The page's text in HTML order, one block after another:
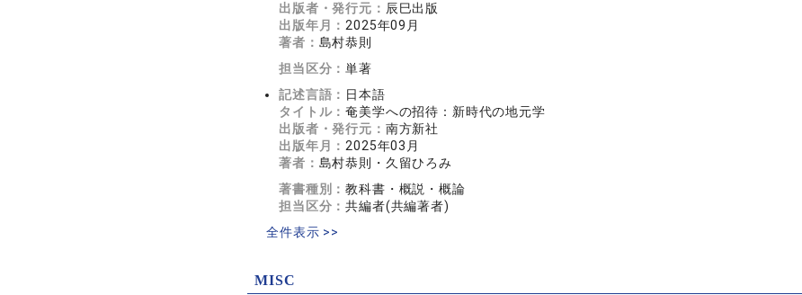
出版者・発行元： 辰巳出版
出版年月： 2025年09月
著者： 島村恭則
担当区分：単著
記述言語： 日本語
タイトル：奄美学への招待：新時代の地元学
出版者・発行元： 南方新社
出版年月： 2025年03月
著者： 島村恭則・久留ひろみ
著書種別：教科書・概説・概論
担当区分：共編者(共編著者)
全件表示 >>
MISC